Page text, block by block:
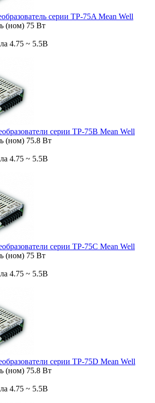
cерии TP-75A Mean Well
(ном) 75 Вт
4.75 ~ 5.5В
cерии TP-75B Mean Well
(ном) 75.8 Вт
4.75 ~ 5.5В
cерии TP-75C Mean Well
(ном) 75 Вт
4.75 ~ 5.5В
cерии TP-75D Mean Well
(ном) 75.8 Вт
4.75 ~ 5.5В